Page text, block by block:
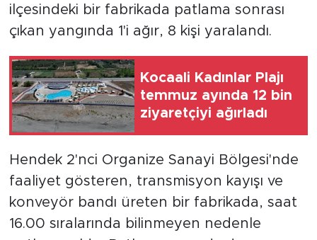
ilçesindeki bir fabrikada patlama sonrası
çıkan yangında 1'i ağır, 8 kişi yaralandı.
Kocaali Kadınlar Plajı
temmuz ayında 12 bin
ziyaretçiyi ağırladı
Hendek 2'nci Organize Sanayi Bölgesi'nde
faaliyet gösteren, transmisyon kayışı ve
konveyör bandı üreten bir fabrikada, saat
16.00 sıralarında bilinmeyen nedenle